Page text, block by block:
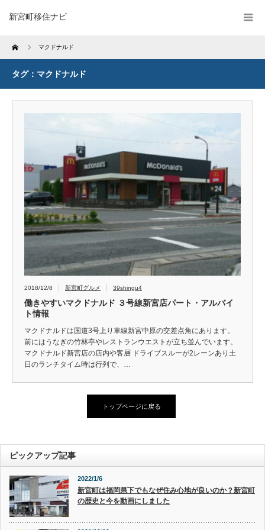
新宮町移住ナビ
Home マクドナルド
タグ：マクドナルド
2018/12/8 新宮町グルメ 39shingu4
働きやすいマクドナルド ３号線新宮店パート・アルバイ
ト情報
マクドナルドは国道3号上り車線新宮中原の交差点角にあります。
前にはうなぎの竹林亭やレストランウエストが立ち並んでいます。
マクドナルド新宮店の店内や客層 ドライブスルーが2レーンあり土
日のランチタイム時は行列で、…
トップページに戻る
ピックアップ記事
2022/1/6
新宮町は福岡県下でもなぜ住み心地が良いのか？新宮町
の歴史と今を動画にしました